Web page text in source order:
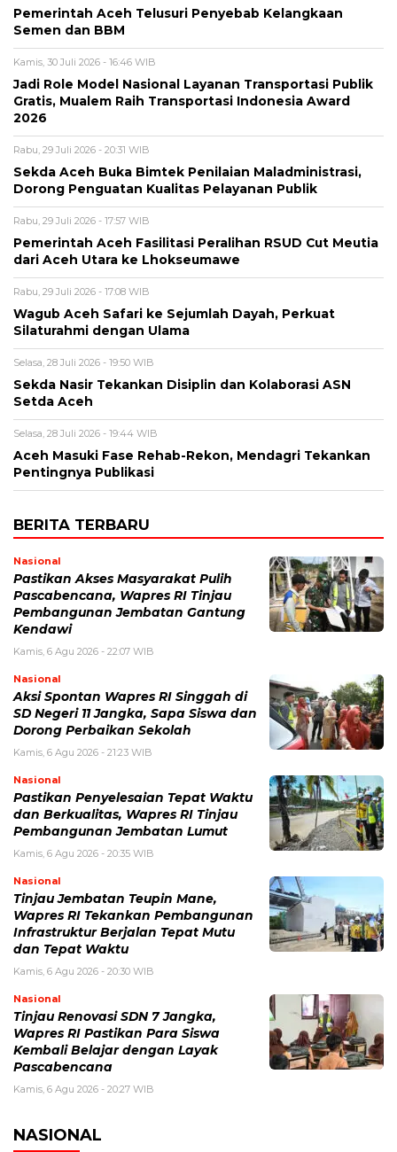
Pemerintah Aceh Telusuri Penyebab Kelangkaan
Semen dan BBM
Kamis, 30 Juli 2026 - 16:46 WIB
Jadi Role Model Nasional Layanan Transportasi Publik
Gratis, Mualem Raih Transportasi Indonesia Award
2026
Rabu, 29 Juli 2026 - 20:31 WIB
Sekda Aceh Buka Bimtek Penilaian Maladministrasi,
Dorong Penguatan Kualitas Pelayanan Publik
Rabu, 29 Juli 2026 - 17:57 WIB
Pemerintah Aceh Fasilitasi Peralihan RSUD Cut Meutia
dari Aceh Utara ke Lhokseumawe
Rabu, 29 Juli 2026 - 17:08 WIB
Wagub Aceh Safari ke Sejumlah Dayah, Perkuat
Silaturahmi dengan Ulama
Selasa, 28 Juli 2026 - 19:50 WIB
Sekda Nasir Tekankan Disiplin dan Kolaborasi ASN
Setda Aceh
Selasa, 28 Juli 2026 - 19:44 WIB
Aceh Masuki Fase Rehab-Rekon, Mendagri Tekankan
Pentingnya Publikasi
BERITA TERBARU
Nasional
Pastikan Akses Masyarakat Pulih
Pascabencana, Wapres RI Tinjau
Pembangunan Jembatan Gantung
Kendawi
Kamis, 6 Agu 2026 - 22:07 WIB
Nasional
Aksi Spontan Wapres RI Singgah di
SD Negeri 11 Jangka, Sapa Siswa dan
Dorong Perbaikan Sekolah
Kamis, 6 Agu 2026 - 21:23 WIB
Nasional
Pastikan Penyelesaian Tepat Waktu
dan Berkualitas, Wapres RI Tinjau
Pembangunan Jembatan Lumut
Kamis, 6 Agu 2026 - 20:35 WIB
Nasional
Tinjau Jembatan Teupin Mane,
Wapres RI Tekankan Pembangunan
Infrastruktur Berjalan Tepat Mutu
dan Tepat Waktu
Kamis, 6 Agu 2026 - 20:30 WIB
Nasional
Tinjau Renovasi SDN 7 Jangka,
Wapres RI Pastikan Para Siswa
Kembali Belajar dengan Layak
Pascabencana
Kamis, 6 Agu 2026 - 20:27 WIB
NASIONAL